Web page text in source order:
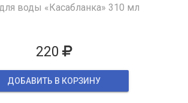
воды «Касабланка» 310 мл
220
ДОБАВИТЬ В КОРЗИНУ